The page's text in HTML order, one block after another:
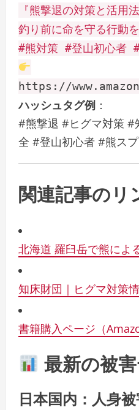
『熊撃退の対策と活用
釣り前に命を守る行動
#熊対策 #登山初心者
https://
ハッシュタグ例 ：
#熊撃退 #ヒグマ対策 #
全 #登山初心者 #熊ス
関連記事のリ
北海道 羅臼岳で熊によ
知床財団｜ヒグマ対策
書籍購入ページ（
最新の被
日本国内：人身